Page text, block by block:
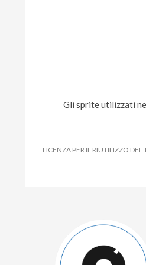
Gli sprite utilizzati
LICENZA PER IL RIUTILIZZO DEL
09-